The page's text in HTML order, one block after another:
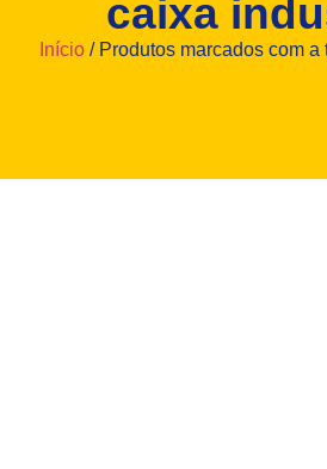
caixa
Início / Produtos marcados com a